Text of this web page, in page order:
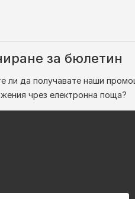
за бюлетин
ли да получавате наши
чрез електронна поща?